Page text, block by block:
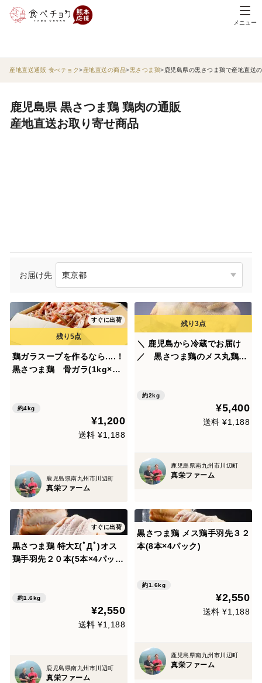
メニュー
産地直送通販 食べチョク 産地直送の商品 黒さつま鶏 鹿児島県の黒さつま鶏で産地直送
鹿児島県 黒さつま鶏 鶏肉の通販
産地直送お取り寄せ商品
お届け先
すぐに出荷
鶏ガラスープを作るなら....！
黒さつま鶏 骨ガラ(1kg×4
約4kg
¥1,200
送料 ¥1,188
鹿児島県南九州市川辺町
真栄ファーム
＼ 鹿児島から冷蔵でお届け
／ 黒さつま鶏のメス丸鶏1
約2kg
¥5,400
送料 ¥1,188
鹿児島県南九州市川辺町
真栄ファーム
すぐに出荷
黒さつま鶏 特大Σ(ﾟДﾟ)オス
鶏手羽先２０本(5本×4パッ
約1.6kg
¥2,550
送料 ¥1,188
鹿児島県南九州市川辺町
真栄ファーム
黒さつま鶏 メス鶏手羽先３２
本(8本×4パック)
約1.6kg
¥2,550
送料 ¥1,188
鹿児島県南九州市川辺町
真栄ファーム